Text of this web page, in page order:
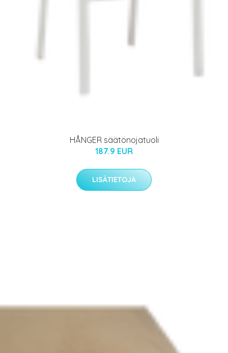
HÅNGER säätönojatuoli
187.9 EUR
LISÄTIETOJA